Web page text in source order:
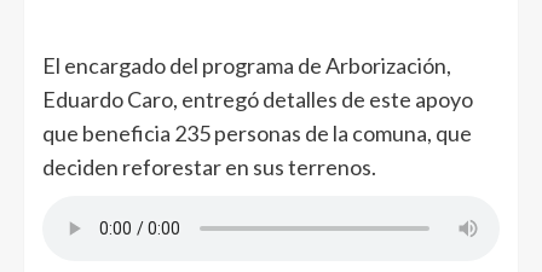
El encargado del programa de Arborización,
Eduardo Caro, entregó detalles de este apoyo
que beneficia 235 personas de la comuna, que
deciden reforestar en sus terrenos.